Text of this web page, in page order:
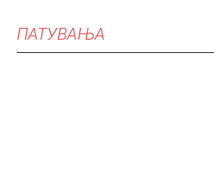
ПАТУВАЊА